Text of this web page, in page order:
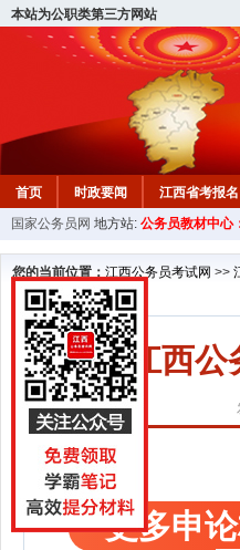
本站为公职类第三方网站
首页 时政要闻 江西省考报名
教材中心
国家公务员网 地方站: 公务员教材中心
您的当前位置： 江西公务员考试网 >>
2026江西公
更多申